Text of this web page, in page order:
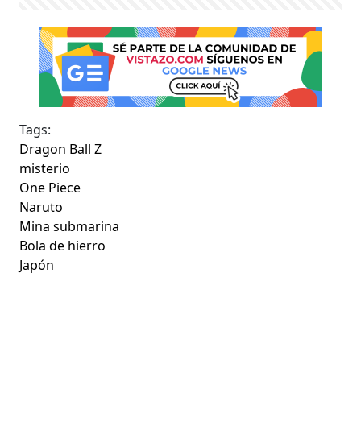
Tags:
Dragon Ball Z
misterio
One Piece
Naruto
Mina submarina
Bola de hierro
Japón